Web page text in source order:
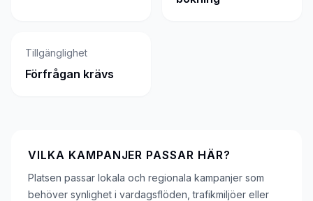
Tillgänglighet
Förfrågan krävs
VILKA KAMPANJER PASSAR HÄR?
Platsen passar lokala och regionala kampanjer som
behöver synlighet i vardagsflöden, trafikmiljöer eller